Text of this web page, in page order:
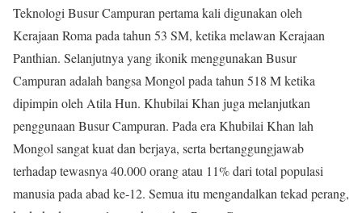
Teknologi Busur Campuran pertama kali digunakan oleh
Kerajaan Roma pada tahun 53 SM, ketika melawan Kerajaan
Panthian. Selanjutnya yang ikonik menggunakan Busur
Campuran adalah bangsa Mongol pada tahun 518 M ketika
dipimpin oleh Atila Hun. Khubilai Khan juga melanjutkan
penggunaan Busur Campuran. Pada era Khubilai Khan lah
Mongol sangat kuat dan berjaya, serta bertanggungjawab
terhadap tewasnya 40.000 orang atau 11% dari total populasi
manusia pada abad ke-12. Semua itu mengandalkan tekad perang,